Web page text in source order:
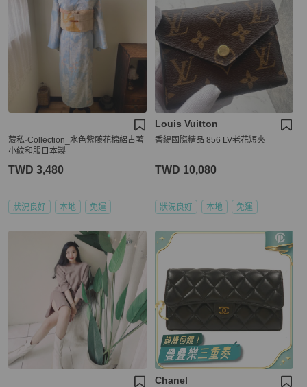
藏私·Collection_水色紫藤花棉絽古著
小紋和服日本製
TWD 3,480
狀況良好 本地 免運
Louis Vuitton
香緹國際精品 856 LV老花短夾
TWD 10,080
狀況良好 本地 免運
Chanel